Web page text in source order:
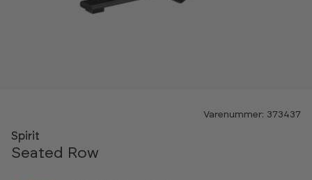
Varenummer: 373437
Spirit
Seated Row